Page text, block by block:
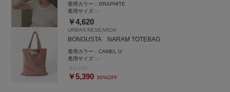
着用カラー：GRAPHITE
着用サイズ：-
￥4,620
URBAN RESEARCH
BONGUSTA NARAM TOTEBAG
着用カラー：CAMEL U
着用サイズ：-
￥5,390 30%OFF